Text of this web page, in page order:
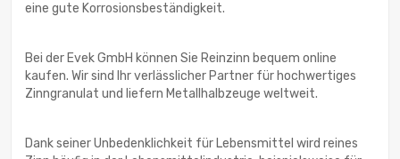
eine gute Korrosionsbeständigkeit.
Bei der Evek GmbH können Sie Reinzinn bequem online
kaufen. Wir sind Ihr verlässlicher Partner für hochwertiges
Zinngranulat und liefern Metallhalbzeuge weltweit.
Dank seiner Unbedenklichkeit für Lebensmittel wird reines